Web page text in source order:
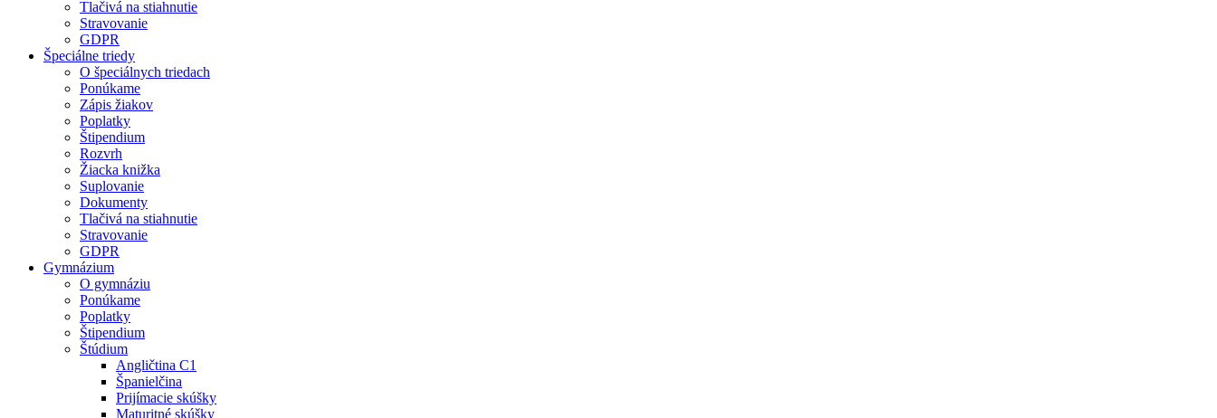
Tlačivá na stiahnutie
Stravovanie
GDPR
Špeciálne triedy
O špeciálnych triedach
Ponúkame
Zápis žiakov
Poplatky
Štipendium
Rozvrh
Žiacka knižka
Suplovanie
Dokumenty
Tlačivá na stiahnutie
Stravovanie
GDPR
Gymnázium
O gymnáziu
Ponúkame
Poplatky
Štipendium
Štúdium
Angličtina C1
Španielčina
Prijímacie skúšky
Maturitné skúšky